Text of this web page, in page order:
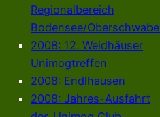
Regionalbereich
Bodensee/
2008: 12. Weidhäuser
Unimogtreffen
2008: Endlhausen
2008: Jahres-Ausfahrt